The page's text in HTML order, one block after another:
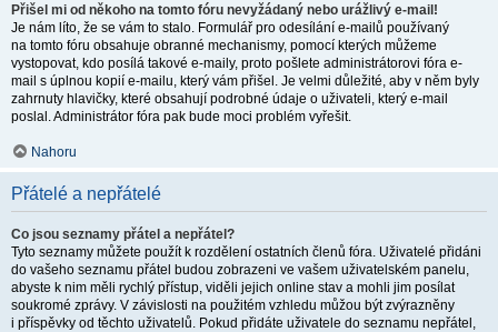
Přišel mi od někoho na tomto fóru nevyžádaný nebo urážlivý e-mail!
Je nám líto, že se vám to stalo. Formulář pro odesílání e-mailů používaný
na tomto fóru obsahuje obranné mechanismy, pomocí kterých můžeme
vystopovat, kdo posílá takové e-maily, proto pošlete administrátorovi fóra e-
mail s úplnou kopií e-mailu, který vám přišel. Je velmi důležité, aby v něm byly
zahrnuty hlavičky, které obsahují podrobné údaje o uživateli, který e-mail
poslal. Administrátor fóra pak bude moci problém vyřešit.
Nahoru
Přátelé a nepřátelé
Co jsou seznamy přátel a nepřátel?
Tyto seznamy můžete použít k rozdělení ostatních členů fóra. Uživatelé přidáni
do vašeho seznamu přátel budou zobrazeni ve vašem uživatelském panelu,
abyste k nim měli rychlý přístup, viděli jejich online stav a mohli jim posílat
soukromé zprávy. V závislosti na použitém vzhledu můžou být zvýrazněny
i příspěvky od těchto uživatelů. Pokud přidáte uživatele do seznamu nepřátel,